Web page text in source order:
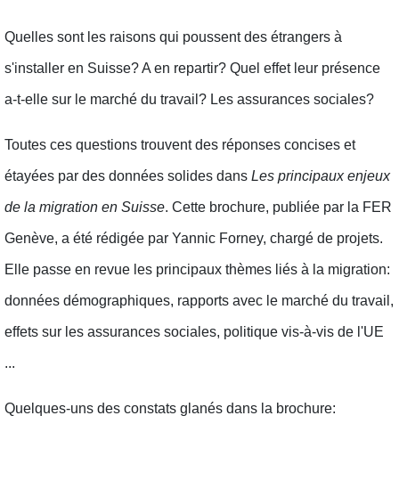
Quelles sont les raisons qui poussent des étrangers à
s'installer en Suisse? A en repartir? Quel effet leur présence
a-t-elle sur le marché du travail? Les assurances sociales?
Toutes ces questions trouvent des réponses concises et
étayées par des données solides dans Les principaux enjeux
de la migration en Suisse. Cette brochure, publiée par la FER
Genève, a été rédigée par Yannic Forney, chargé de projets.
Elle passe en revue les principaux thèmes liés à la migration:
données démographiques, rapports avec le marché du travail,
effets sur les assurances sociales, politique vis-à-vis de l'UE
...
Quelques-uns des constats glanés dans la brochure: